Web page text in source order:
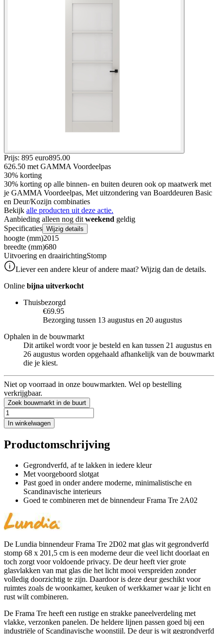
Prijs: 895 euro895.00
626.50 met GAMMA Voordeelpas
30% korting
30% korting op alle binnen- en buiten deuren ook op maatwerk met
je GAMMA Voordeelpas, Met uitzondering van Boarddeuren Basic
en Deur/Kozijn combinaties
Bekijk alle producten uit deze actie.
Aanbieding alleen nog dit weekend geldig
Specificaties Wijzig details
hoogte (mm)2015
breedte (mm)680
Uitvoering en draairichtingStomp
Liever een andere kleur of andere maat? Wijzig dan de details.
Online bijna uitverkocht
Thuisbezorgd
€69.95
Bezorging tussen 13 augustus en 20 augustus
Ophalen in de bouwmarkt
Dit artikel wordt voor je besteld en kan tussen 21 augustus en
26 augustus worden opgehaald afhankelijk van de bouwmarkt
die je kiest.
Niet op voorraad in onze bouwmarkten. Wel op bestelling
verkrijgbaar.
Zoek bouwmarkt in de buurt
In winkelwagen
Productomschrijving
Gegrondverfd, af te lakken in iedere kleur
Met voorgeboord slotgat
Past goed in onder andere moderne, minimalistische en
Scandinavische interieurs
Goed te combineren met de binnendeur Frama Tre 2A02
De Lundia binnendeur Frama Tre 2D02 mat glas wit gegrondverfd
stomp 68 x 201,5 cm is een moderne deur die veel licht doorlaat en
toch zorgt voor voldoende privacy. De deur heeft vier grote
glasvlakken van mat glas die het licht mooi verspreiden zonder
volledig doorzichtig te zijn. Daardoor is deze deur geschikt voor
ruimtes zoals de woonkamer, keuken of werkkamer waar je licht en
rust wilt combineren.
De Frama Tre heeft een rustige en strakke paneelverdeling met
vlakke, verzonken panelen. De heldere lijnen passen goed bij een
industriële of Scandinavische woonstijl. De deur is wit gegrondverfd